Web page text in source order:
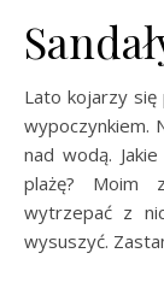
Lato kojarzy
wypoczynkiem.
nad wodą. Jakie
plażę? Moim
wytrzepać z
wysuszyć.